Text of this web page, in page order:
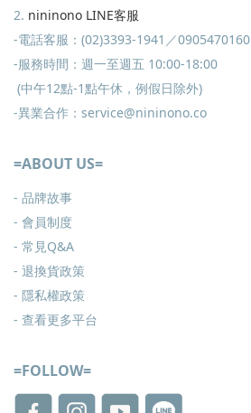
2. nininono LINE客服
-電話客服：(02)3393-1941／0905470160
-服務時間：週一至週五 10:00-18:00
(中午12點-1點午休，例假日除外)
-異業合作：service@nininono.co
=ABOUT US=
- 品牌故事
- 會員制度
- 常見Q&A
- 退換貨政策
- 隱私權政策
- 查看更多平台
=FOLLOW=